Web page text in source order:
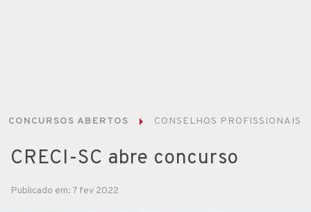
CONCURSOS ABERTOS CONSELHOS PROFISSIONAIS
CRECI-SC abre concurso
Publicado em: 7 fev 2022